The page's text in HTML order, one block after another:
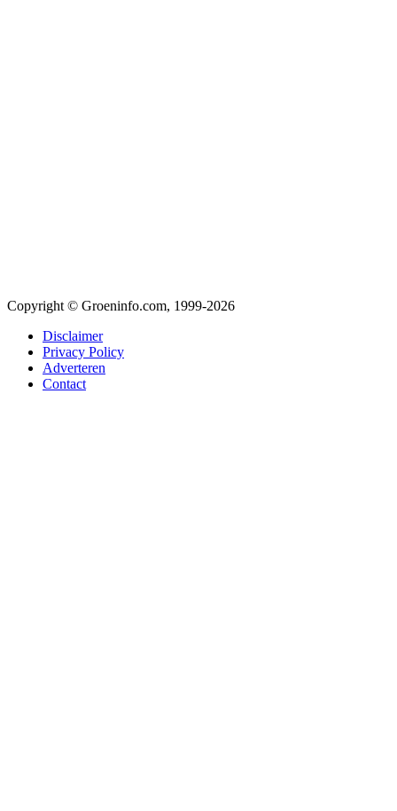
Copyright © Groeninfo.com, 1999-2026
Disclaimer
Privacy Policy
Adverteren
Contact